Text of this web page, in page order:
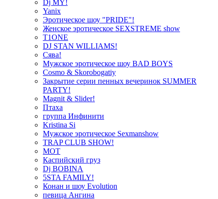
Dj MY!
Yanix
Эротическое шоу "PRIDE"!
Женское эротическое SEXSTREME show
T1ONE
DJ STAN WILLIAMS!
Сява!
Мужское эротическое шоу BAD BOYS
Cosmo & Skorobogatiy
Закрытие серии пенных вечеринок SUMMER
PARTY!
Magnit & Slider!
Птаха
группа Инфинити
Kristina Si
Мужское эротическое Sexmanshow
TRAP CLUB SHOW!
МОТ
Каспийский груз
Dj BOBINA
5STA FAMILY!
Конан и шоу Evolution
певица Ангина